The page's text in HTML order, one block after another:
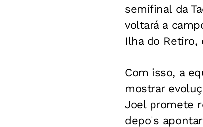
semifinal da
voltará a
Ilha do Retiro,
Com isso, a
mostrar
Joel promete
depois